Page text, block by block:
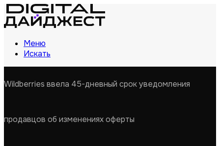
Меню
Искать
Wildberries ввела 45-дневный срок уведомления
продавцов об изменениях оферты